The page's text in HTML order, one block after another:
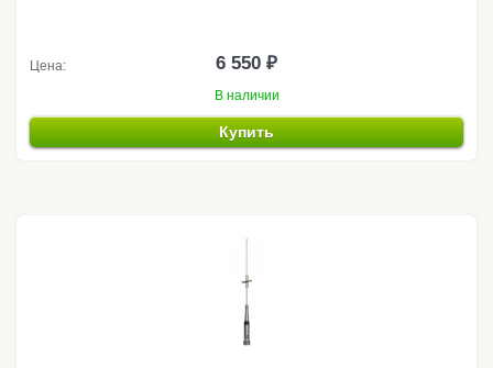
Цена: 6 550 ₽
В наличии
Купить